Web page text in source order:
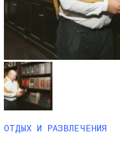
ОТДЫХ И РАЗВЛЕЧЕНИЯ